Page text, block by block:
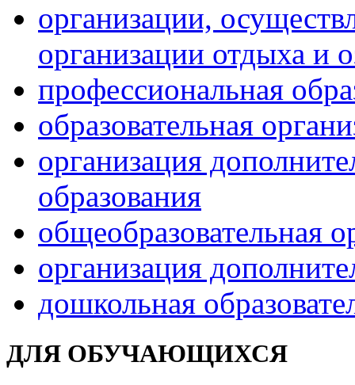
организации,
организации отдыха и
профессиональная
образовательная
организация
образования
общеобразовательная
организация
дошкольная
ДЛЯ ОБУЧАЮЩИХСЯ